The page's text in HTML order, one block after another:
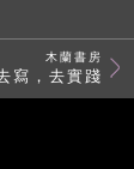
木蘭書房
寫，去實踐